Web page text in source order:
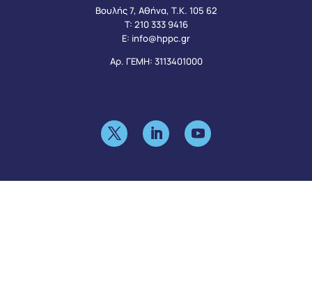
Βουλής 7, Αθήνα, Τ.Κ. 105 62
Τ: 210 333 9416
Ε: info@hppc.gr
Αρ. ΓΕΜΗ: 3113401000